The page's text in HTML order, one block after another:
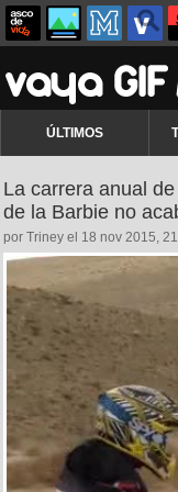
ÚLTIMOS
La carrera anual
de la Barbie no
por Triney el 18 nov 2015,